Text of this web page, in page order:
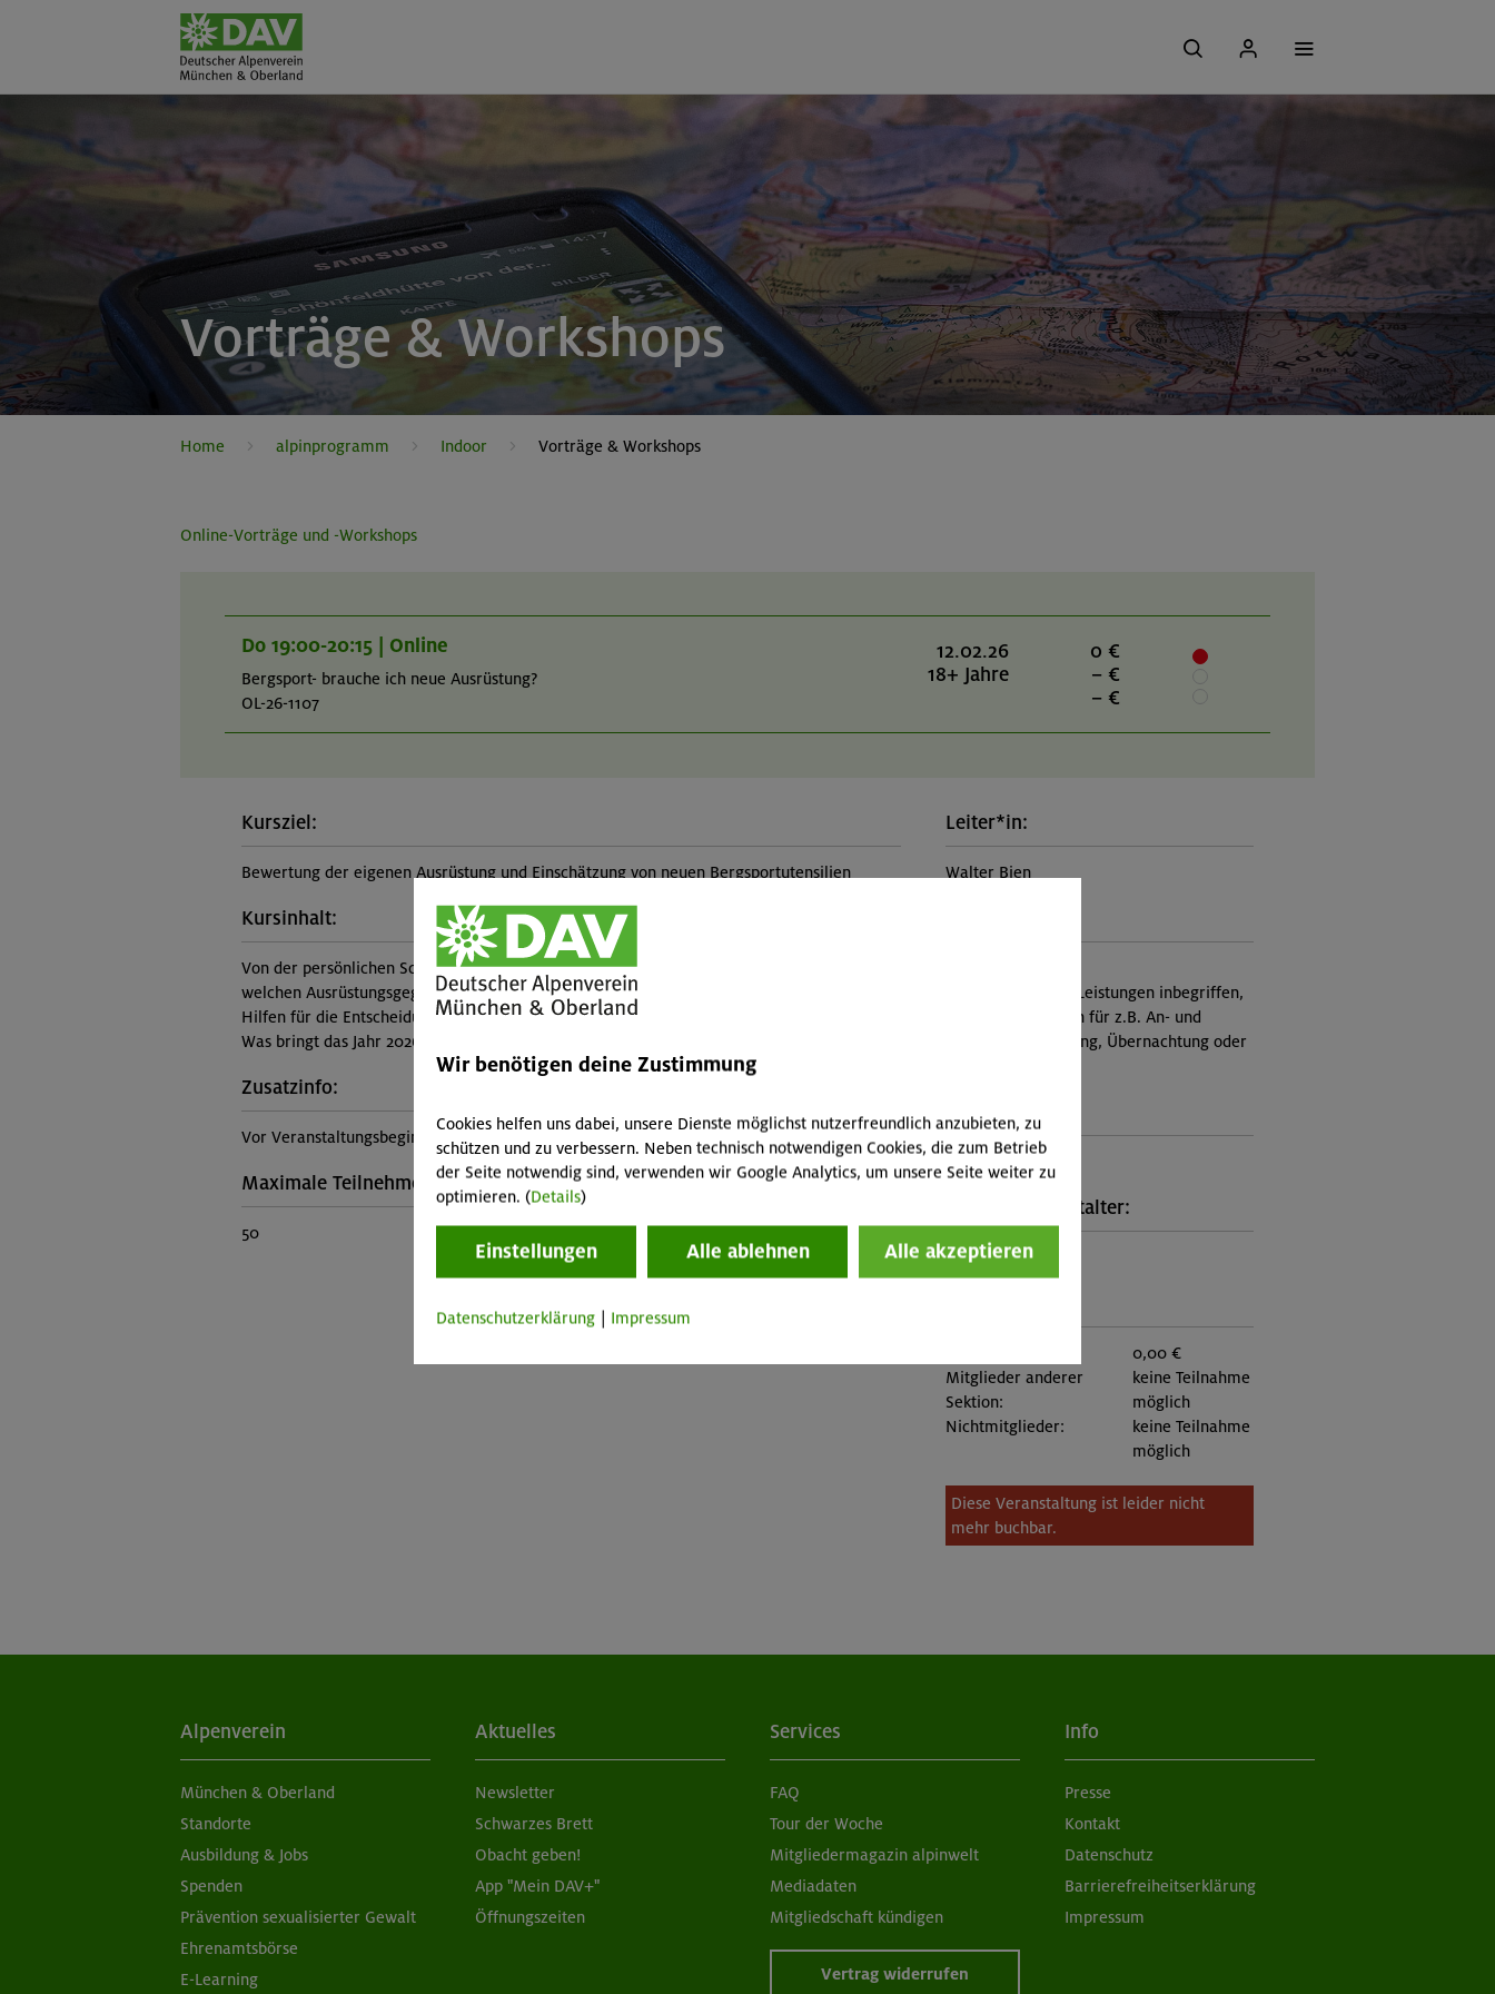
Vorträge & Workshops
Home alpinprogramm Indoor Vorträge & Workshops
Online-Vorträge und -Workshops
Do 19:00-20:15 | Online
Bergsport- brauche ich neue Ausrüstung?
OL-26-1107
12.02.26
18+ Jahre
0 €
– €
– €
Kursziel:
Bewertung der eigenen Ausrüstung und Einschätzung von neuen Bergsportutensilien
Kursinhalt:
Von der persönlichen Schutzausrüstung zu nützlichen Tools, die auf dem Markt sind. Bei
welchen Ausrüstungsgegenständen sollte man penibel sein, was ist Verbrauchsmaterial.
Hilfen für die Entscheidung: Was sollte man aussondern, was reparieren, was ersetzen.
Was bringt das Jahr 2026 an Neuem, Interessanten und Vernachlässigbaren.
Zusatzinfo:
Vor Veranstaltungsbeginn wird ein Link für den Zoom-Zugang versendet.
Maximale Teilnehmerzahl:
50
Leiter*in:
Walter Bien
(Falls nicht in den Leistungen inbegriffen,
fallen Zusatzkosten für z.B. An- und
Abreise, Verpflegung, Übernachtung oder
Buchungscode:
OL-26-1107
Kontakt Veranstalter:
Sektion Oberland
0,00 €
Mitglieder anderer
Sektion:
keine Teilnahme
möglich
Nichtmitglieder:
keine Teilnahme
möglich
Diese Veranstaltung ist leider nicht
mehr buchbar.
Alpenverein
München & Oberland
Standorte
Ausbildung & Jobs
Spenden
Prävention sexualisierter Gewalt
Ehrenamtsbörse
E-Learning
Aktuelles
Newsletter
Schwarzes Brett
Obacht geben!
App "Mein DAV+"
Öffnungszeiten
Services
FAQ
Tour der Woche
Mitgliedermagazin alpinwelt
Mediadaten
Mitgliedschaft kündigen
Vertrag widerrufen
Info
Presse
Kontakt
Datenschutz
Barrierefreiheitserklärung
Impressum
Wir benötigen deine Zustimmung
Cookies helfen uns dabei, unsere Dienste möglichst nutzerfreundlich anzubieten, zu
schützen und zu verbessern. Neben technisch notwendigen Cookies, die zum Betrieb
der Seite notwendig sind, verwenden wir Google Analytics, um unsere Seite weiter zu
optimieren. (Details)
Einstellungen Alle ablehnen Alle akzeptieren
Datenschutzerklärung Impressum